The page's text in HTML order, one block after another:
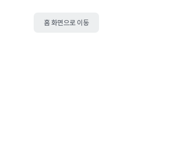
홈 화면으로 이동